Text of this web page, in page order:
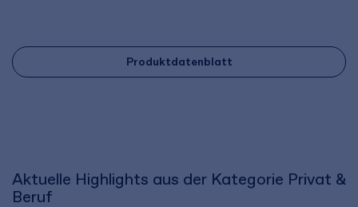
Produktdatenblatt
Aktuelle Highlights aus der Kategorie Privat &
Beruf